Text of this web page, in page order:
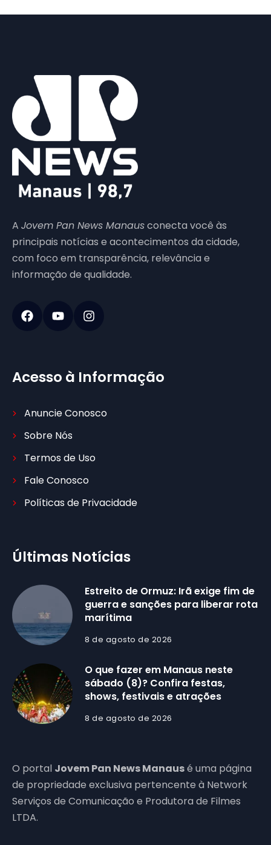
A Jovem Pan News Manausconecta você às
principais notícias e acontecimentos da cidade,
com foco em transparência, relevância e
informação de qualidade.
Acesso à Informação
Anuncie Conosco
Sobre Nós
Termos de Uso
Fale Conosco
Políticas de Privacidade
Últimas Notícias
Estreito de Ormuz: Irã exige fim de
guerra e sanções para liberar rota
marítima
8 de agosto de 2026
O que fazer em Manaus neste
sábado (8)? Confira festas,
shows, festivais e atrações
8 de agosto de 2026
O portal Jovem Pan News Manausé uma página
de propriedade exclusiva pertencente à Network
Serviços de Comunicação e Produtora de Filmes
LTDA.